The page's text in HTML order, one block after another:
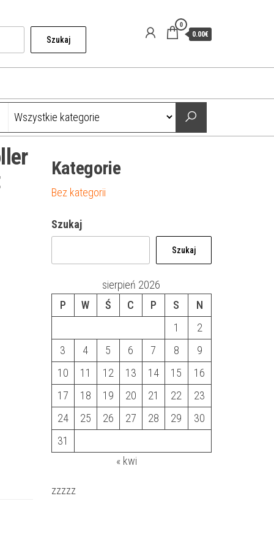
Szukaj
0
0.00€
Kategorie
Bez kategorii
Szukaj
Szukaj
sierpień 2026
P
W Ś C P S
N
1
2
3
4 5 6 7 8
9
10
11 12 13 14 15
16
17
18 19 20 21 22
23
24
25 26 27 28 29
30
31
« kwi
zzzzz